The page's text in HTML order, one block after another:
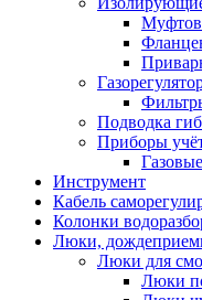
Подводка
Приборы
Инструмент
Кабель
Колонки
Люки,
Люки для
Люки